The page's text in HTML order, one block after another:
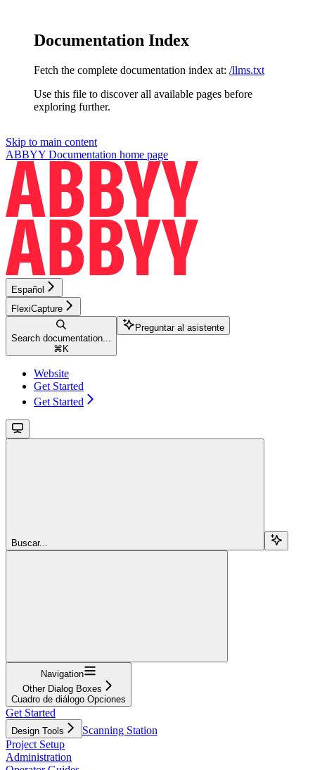
Documentation Index
Fetch the complete documentation index at: /llms.txt
Use this file to discover all available pages before
exploring further.
Skip to main content
ABBYY Documentation home page
Español
FlexiCapture
Search documentation...
⌘ K
Preguntar al asistente
Website
Get Started
Get Started
Buscar...
Navigation
Other Dialog Boxes
Cuadro de diálogo Opciones
Get Started
Design Tools
Scanning Station
Project Setup
Administration